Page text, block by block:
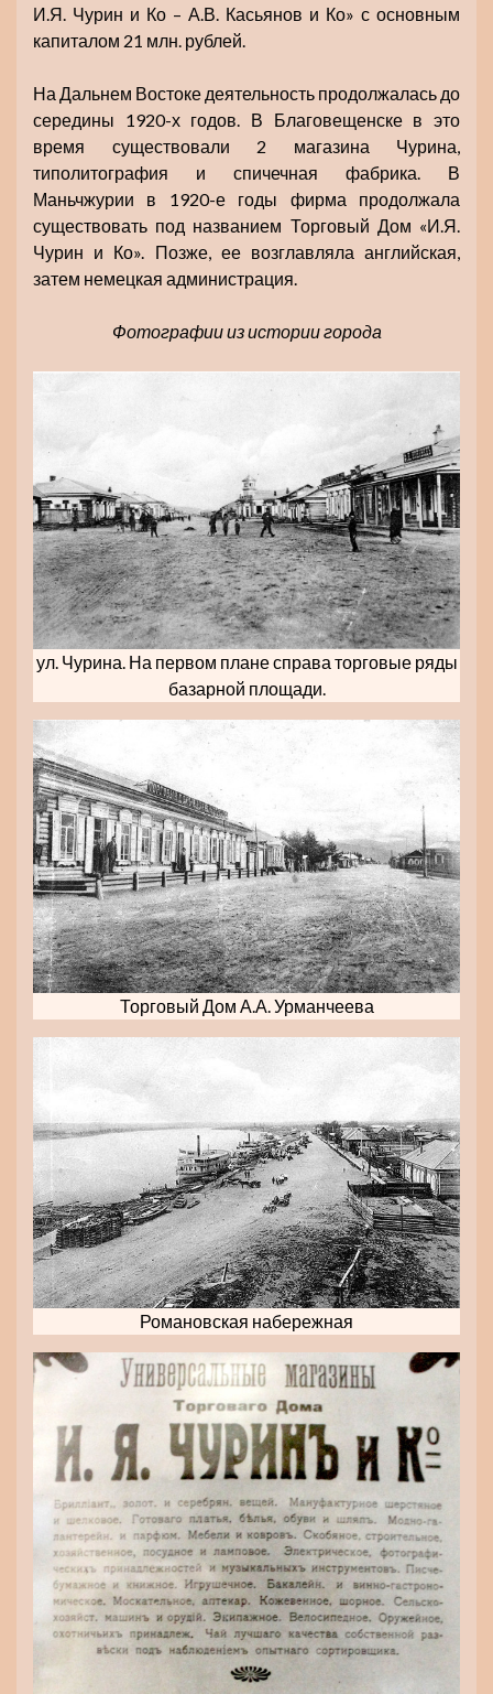
И.Я. Чурин и Ко – А.В. Касьянов и Ко» с основным
капиталом 21 млн. рублей.
На Дальнем Востоке деятельность продолжалась до
середины 1920-х годов. В Благовещенске в это
время существовали 2 магазина Чурина,
типолитография и спичечная фабрика. В
Маньчжурии в 1920-е годы фирма продолжала
существовать под названием Торговый Дом «И.Я.
Чурин и Ко». Позже, ее возглавляла английская,
затем немецкая администрация.
Фотографии из истории города
ул. Чурина. На первом плане справа торговые ряды
базарной площади.
Торговый Дом А.А. Урманчеева
Романовская набережная